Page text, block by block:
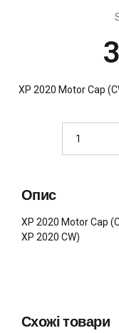
XP 2020 Motor Cap
Опис
XP 2020 Motor Cap
XP 2020 CW)
Схожі товари